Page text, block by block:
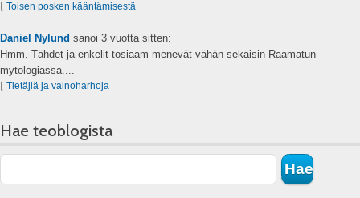
Toisen posken kääntämisestä
Daniel Nylund sanoi 3 vuotta sitten:
Hmm. Tähdet ja enkelit tosiaam menevät vähän sekaisin Raamatun
mytologiassa....
Tietäjiä ja vainoharhoja
Hae teoblogista